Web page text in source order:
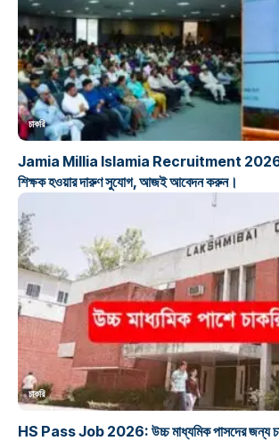
চাকরি
Jamia Millia Islamia Recruitment 2026:
শিক্ষক হওয়ার দারুণ সুযোগ, আজই আবেদন করুন।
চাকরি
HS Pass Job 2026: উচ্চ মাধ্যমিক পাসদের জন্য